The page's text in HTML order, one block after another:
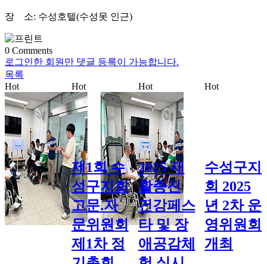
장 소: 수성호텔(수성못 인근)
0 Comments
로그인한 회원만 댓글 등록이 가능합니다.
목록
Hot
Hot
제1회 수
성구지회
고문.자
문위원회
제1차 정
Hot
2025 재
활증진
건강페스
타 및 장
애공감체
Hot
수성구지
회 2025
년 2차 운
영위원회
개최